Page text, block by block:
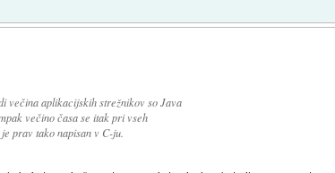
večina aplikacijskih strežnikov so Java
večino časa se itak pri vseh
prav tako napisan v C-ju.